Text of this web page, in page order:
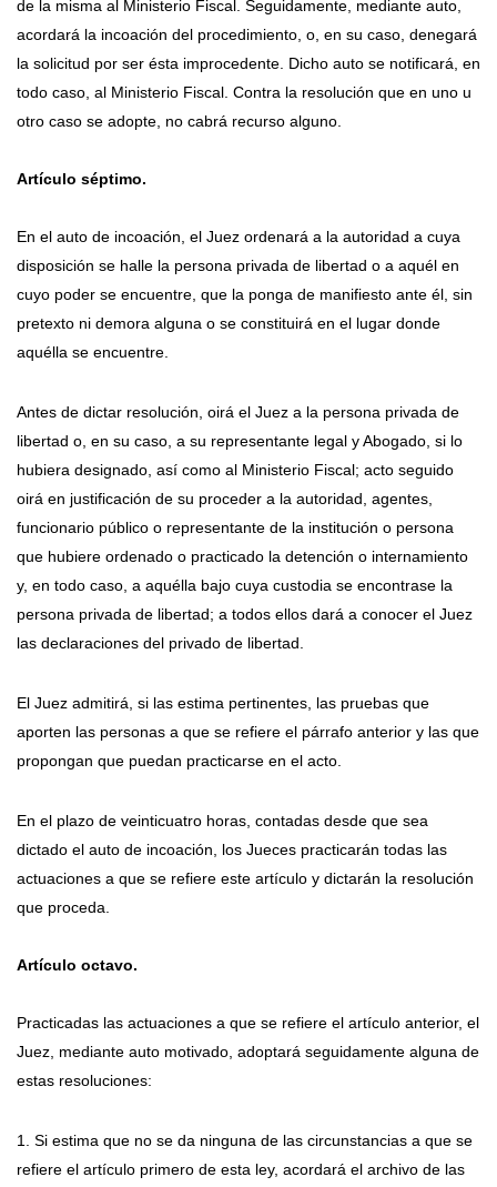
de la misma al Ministerio Fiscal. Seguidamente, mediante auto,
acordará la incoación del procedimiento, o, en su caso, denegará
la solicitud por ser ésta improcedente. Dicho auto se notificará, en
todo caso, al Ministerio Fiscal. Contra la resolución que en uno u
otro caso se adopte, no cabrá recurso alguno.
Artículo séptimo.
En el auto de incoación, el Juez ordenará a la autoridad a cuya
disposición se halle la persona privada de libertad o a aquél en
cuyo poder se encuentre, que la ponga de manifiesto ante él, sin
pretexto ni demora alguna o se constituirá en el lugar donde
aquélla se encuentre.
Antes de dictar resolución, oirá el Juez a la persona privada de
libertad o, en su caso, a su representante legal y Abogado, si lo
hubiera designado, así como al Ministerio Fiscal; acto seguido
oirá en justificación de su proceder a la autoridad, agentes,
funcionario público o representante de la institución o persona
que hubiere ordenado o practicado la detención o internamiento
y, en todo caso, a aquélla bajo cuya custodia se encontrase la
persona privada de libertad; a todos ellos dará a conocer el Juez
las declaraciones del privado de libertad.
El Juez admitirá, si las estima pertinentes, las pruebas que
aporten las personas a que se refiere el párrafo anterior y las que
propongan que puedan practicarse en el acto.
En el plazo de veinticuatro horas, contadas desde que sea
dictado el auto de incoación, los Jueces practicarán todas las
actuaciones a que se refiere este artículo y dictarán la resolución
que proceda.
Artículo octavo.
Practicadas las actuaciones a que se refiere el artículo anterior, el
Juez, mediante auto motivado, adoptará seguidamente alguna de
estas resoluciones:
1. Si estima que no se da ninguna de las circunstancias a que se
refiere el artículo primero de esta ley, acordará el archivo de las